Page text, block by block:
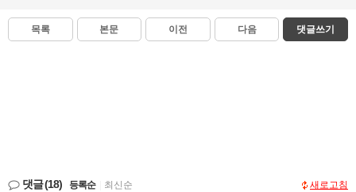
목록 본문 이전 다음 댓글쓰기
댓글(18) 등록순 최신순 새로고침